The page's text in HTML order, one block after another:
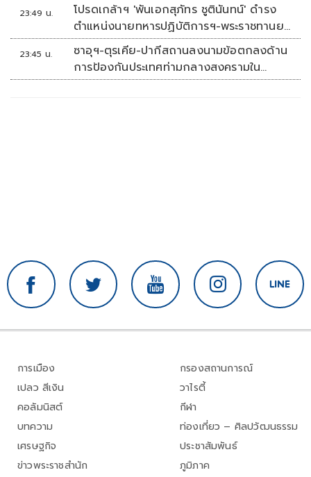
23:49 น.
โปรดเกล้าฯ 'พันเอกสุภัทร ชูตินันทน์' ดำรง
ตำแหน่งนายทหารปฏิบัติการฯ-พระราชทานยศ
'พลตรี'
23:45 น.
ซาอุฯ-ตุรเคีย-ปากีสถานลงนามข้อตกลงด้าน
การป้องกันประเทศท่ามกลางสงครามใน
ภูมิภาค
การเมือง
เปลว สีเงิน
คอลัมนิสต์
บทความ
เศรษฐกิจ
ข่าวพระราชสำนัก
กรองสถานการณ์
วาไรตี้
กีฬา
ท่องเที่ยว – ศิลปวัฒนธรรม
ประชาสัมพันธ์
ภูมิภาค